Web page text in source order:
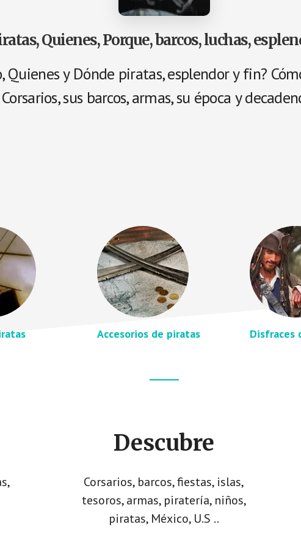
Quienes, Porque, barcos, luchas,
Quienes y Dónde piratas, esplendor y fin?
sus barcos, armas, su época y
Accesorios de piratas Disfraces
Descubre
Corsarios, barcos, fiestas, islas,
tesoros, armas, piratería, niños,
piratas, México, U.S ..